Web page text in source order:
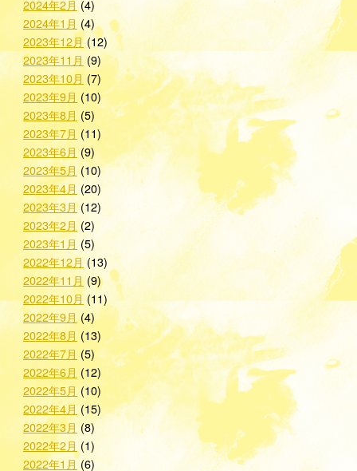
2024年2月(4)
2024年1月 (4)
2023年12月 (12)
2023年11月(9)
2023年10月 (7)
2023年9月 (10)
2023年8月 (5)
2023年7月 (11)
2023年6月(9)
2023年5月 (10)
2023年4月 (20)
2023年3月(12)
2023年2月 (2)
2023年1月 (5)
2022年12月(13)
2022年11月(9)
2022年10月 (11)
2022年9月(4)
2022年8月 (13)
2022年7月 (5)
2022年6月 (12)
2022年5月(10)
2022年4月(15)
2022年3月 (8)
2022年2月 (1)
2022年1月(6)